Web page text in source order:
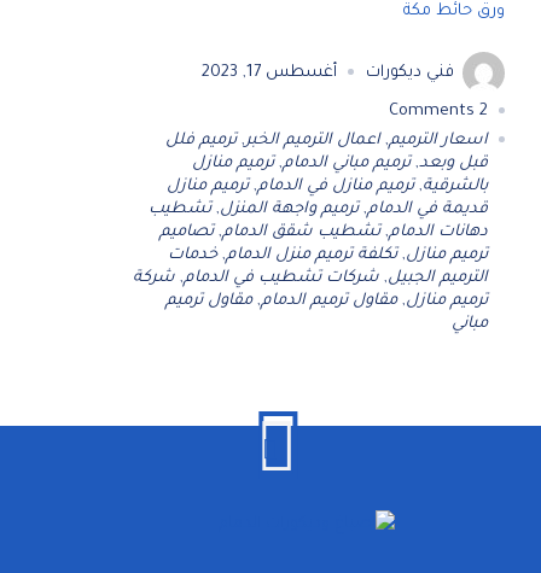
ورق حائط مكة
فني ديكورات أغسطس 17, 2023
2
اسعار الترميم,اعمال الترميم الخبر,ترميم فلل
قبل وبعد,ترميم مباني الدمام,ترميم منازل
بالشرقية,ترميم منازل في الدمام,ترميم منازل
قديمة في الدمام,ترميم واجهة المنزل,تشطيب
دهانات الدمام,تشطيب شقق الدمام,تصاميم
ترميم منازل,تكلفة ترميم منزل الدمام,خدمات
الترميم الجبيل, شركات تشطيب في الدمام, شركة
ترميم منازل,مقاول ترميم الدمام,مقاول ترميم
مباني